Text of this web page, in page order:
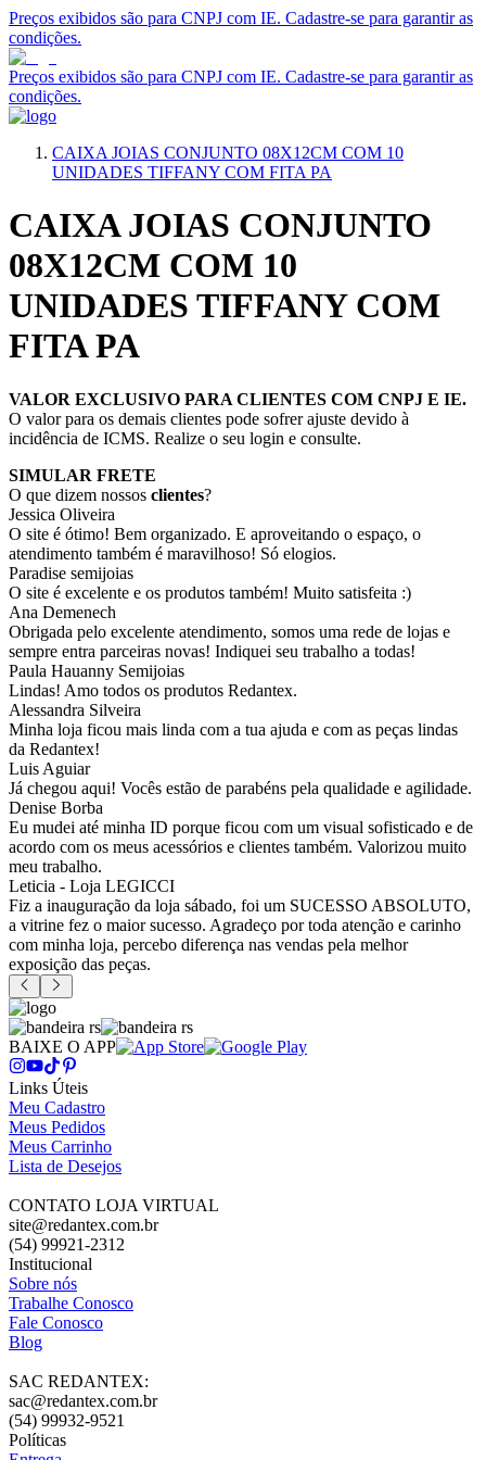
Preços exibidos são para CNPJ com IE. Cadastre-se para garantir as
condições.
Preços exibidos são para CNPJ com IE. Cadastre-se para garantir as
condições.
CAIXA JOIAS CONJUNTO 08X12CM COM 10
UNIDADES TIFFANY COM FITA PA
CAIXA JOIAS CONJUNTO
08X12CM COM 10
UNIDADES TIFFANY COM
FITA PA
VALOR EXCLUSIVO PARA CLIENTES COM CNPJ E IE.
O valor para os demais clientes pode sofrer ajuste devido à
incidência de ICMS. Realize o seu login e consulte.
SIMULAR FRETE
O que dizem nossos clientes?
Jessica Oliveira
O site é ótimo! Bem organizado. E aproveitando o espaço, o
atendimento também é maravilhoso! Só elogios.
Paradise semijoias
O site é excelente e os produtos também! Muito satisfeita :)
Ana Demenech
Obrigada pelo excelente atendimento, somos uma rede de lojas e
sempre entra parceiras novas! Indiquei seu trabalho a todas!
Paula Hauanny Semijoias
Lindas! Amo todos os produtos Redantex.
Alessandra Silveira
Minha loja ficou mais linda com a tua ajuda e com as peças lindas
da Redantex!
Luis Aguiar
Já chegou aqui! Vocês estão de parabéns pela qualidade e agilidade.
Denise Borba
Eu mudei até minha ID porque ficou com um visual sofisticado e de
acordo com os meus acessórios e clientes também. Valorizou muito
meu trabalho.
Leticia - Loja LEGICCI
Fiz a inauguração da loja sábado, foi um SUCESSO ABSOLUTO,
a vitrine fez o maior sucesso. Agradeço por toda atenção e carinho
com minha loja, percebo diferença nas vendas pela melhor
exposição das peças.
BAIXE O APP
Links Úteis
Meu Cadastro
Meus Pedidos
Meus Carrinho
Lista de Desejos
CONTATO LOJA VIRTUAL
site@redantex.com.br
(54) 99921-2312
Institucional
Sobre nós
Trabalhe Conosco
Fale Conosco
Blog
SAC REDANTEX:
sac@redantex.com.br
(54) 99932-9521
Políticas